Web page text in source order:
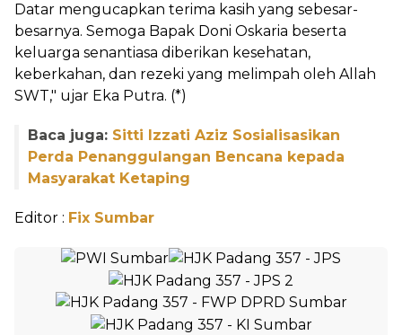
Datar mengucapkan terima kasih yang sebesar-
besarnya. Semoga Bapak Doni Oskaria beserta
keluarga senantiasa diberikan kesehatan,
keberkahan, dan rezeki yang melimpah oleh Allah
SWT," ujar Eka Putra. (*)
Baca juga: Sitti Izzati Aziz Sosialisasikan
Perda Penanggulangan Bencana kepada
Masyarakat Ketaping
Editor : Fix Sumbar